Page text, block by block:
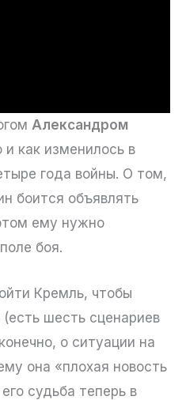
Александром
и как изменилось в
года войны. О том,
боится объявлять
ему нужно
боя.
Кремль, чтобы
шесть сценариев
о ситуации на
она «плохая новость
судьба теперь в